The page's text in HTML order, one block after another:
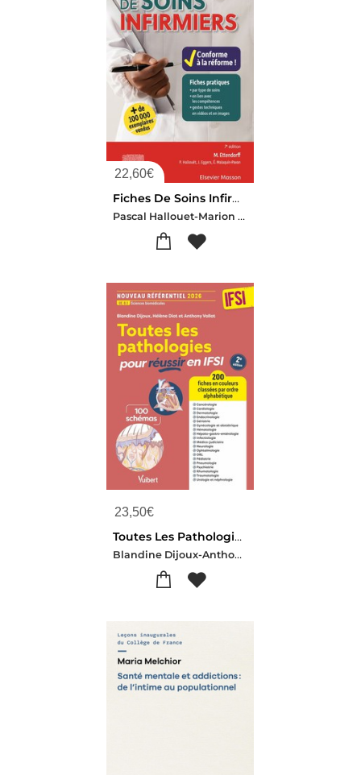
22,60€
Fiches De Soins Infirmiers ; Esi Et Ide (7e Edition)
Pascal Hallouet-Marion Ettendorff-Jerome Eggers-Evelyne Malaquin-pavan
23,50€
Toutes Les Pathologies Pour Reussir En Ifsi - Nouveau Referentiel 2026 / Ue B.1 Sciences Biomedicales : 200 Fiches Classees Par Ordre Alphabetique Et Par Service De Soins Pour Les Stages
Blandine Dijoux-Anthony Vallat-Helene Diot